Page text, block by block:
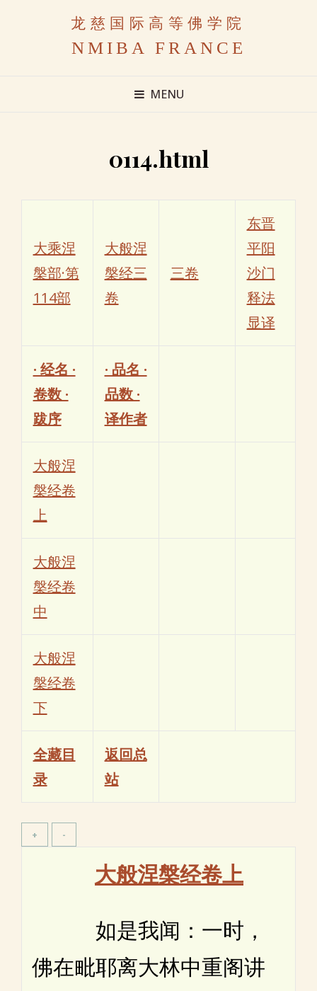
龙慈国际高等佛学院
NMIBA FRANCE
MENU
0114.html
大乘涅
槃部·第
114部
大般涅
槃经三
卷
三卷
东晋
平阳
沙门
释法
显译
· 经名 ·
卷数 ·
跋序
· 品名 ·
品数 ·
译作者
大般涅
槃经卷
上
大般涅
槃经卷
中
大般涅
槃经卷
下
全藏目
录
返回总
站
大般涅槃经卷上
如是我闻：一时，
佛在毗耶离大林中重阁讲